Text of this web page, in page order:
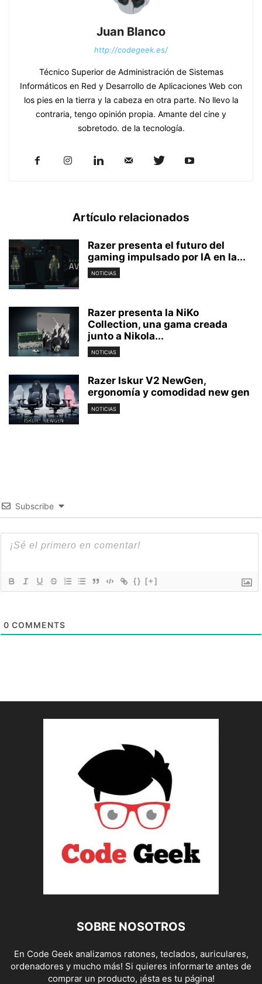
Juan Blanco
http://codegeek.es/
Técnico Superior de Administración de Sistemas
Informáticos en Red y Desarrollo de Aplicaciones Web con
los pies en la tierra y la cabeza en otra parte. No llevo la
contraria, tengo opinión propia. Amante del cine y
sobretodo. de la tecnología.
Artículo relacionados
Razer presenta el futuro del
gaming impulsado por IA en la...
NOTICIAS
Razer presenta la NiKo
Collection, una gama creada
junto a Nikola...
NOTICIAS
Razer Iskur V2 NewGen,
ergonomía y comodidad new gen
NOTICIAS
Subscribe
{} [+]
0 COMMENTS
SOBRE NOSOTROS
En Code Geek analizamos ratones, teclados, auriculares,
ordenadores y mucho más! Si quieres informarte antes de
comprar un producto, ¡ésta es tu página!